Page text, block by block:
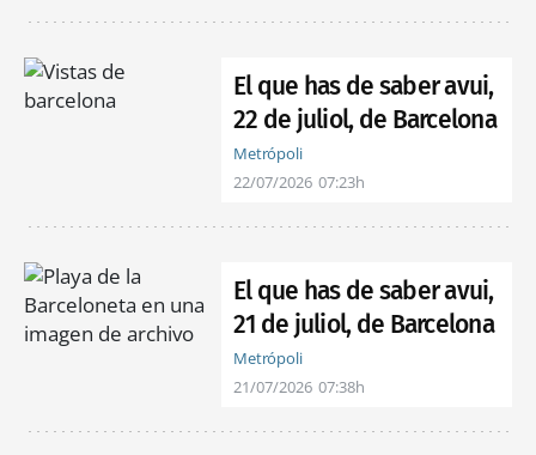
El que has de saber avui,
22 de juliol, de Barcelona
Metrópoli
22/07/2026 07:23h
El que has de saber avui,
21 de juliol, de Barcelona
Metrópoli
21/07/2026 07:38h